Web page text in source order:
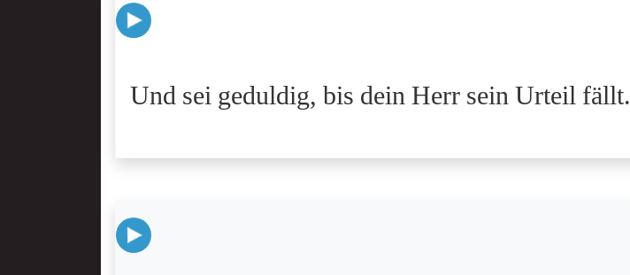
Und sei geduldig, bis dein Herr sein Urteil fällt.